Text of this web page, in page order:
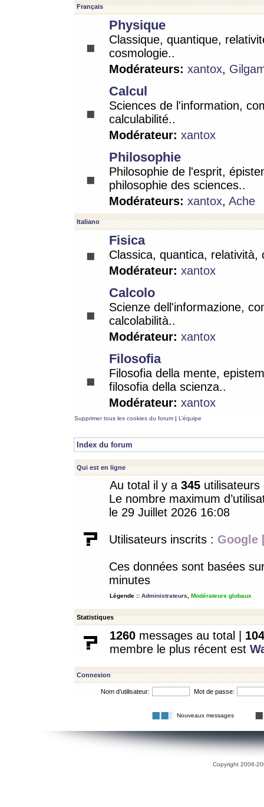
Français
Physique
Classique, quantique,
cosmologie..
Modérateurs: xantox,
Calcul
Sciences de l'information,
calculabilité..
Modérateur: xantox
Philosophie
Philosophie de l'esprit,
philosophie des sciences..
Modérateurs: xantox, Ache
Italiano
Fisica
Classica, quantica, relatività,
Modérateur: xantox
Calcolo
Scienze dell'informazione,
calcolabilità..
Modérateur: xantox
Filosofia
Filosofia della mente,
filosofia della scienza..
Modérateur: xantox
Supprimer tous les cookies du forum | L’équipe
Index du forum
Qui est en ligne
Au total il y a 345
Le nombre maximum
le 29 Juillet 2026 16:08
Utilisateurs inscrits : Google
Ces données sont basées
minutes
Légende :: Administrateurs Modérateurs globaux
Statistiques
1260 messages au total | 104
membre le plus récent est
Connexion
Nom d’utilisateur: Mot de passe:
Nouveaux messages
Copyright 2006-